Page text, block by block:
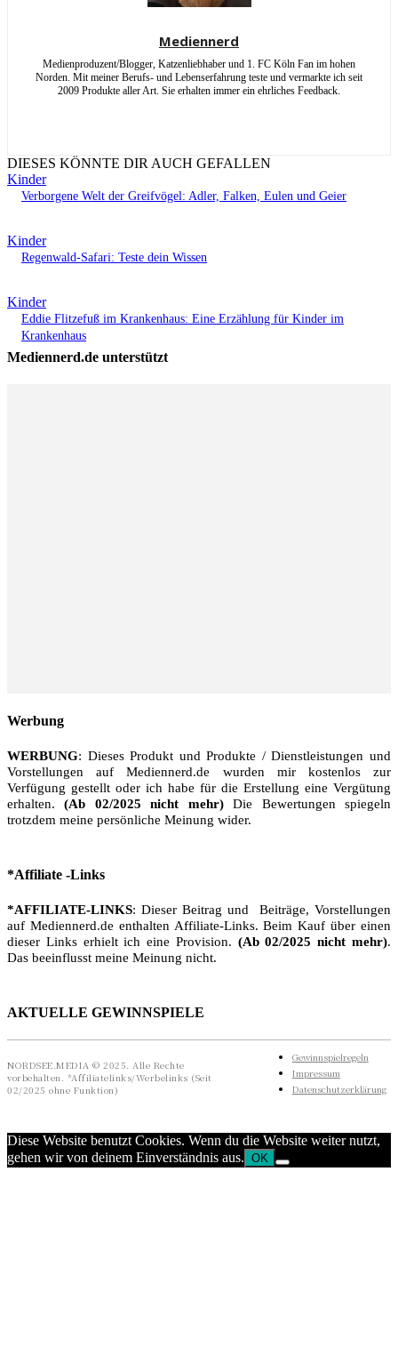
Mediennerd
Medienproduzent/Blogger, Katzenliebhaber und 1. FC Köln Fan im hohen
Norden. Mit meiner Berufs- und Lebenserfahrung teste und vermarkte ich seit
2009 Produkte aller Art. Sie erhalten immer ein ehrliches Feedback.
DIESES KÖNNTE DIR AUCH GEFALLEN
Kinder
Verborgene Welt der Greifvögel: Adler, Falken, Eulen und Geier
Kinder
Regenwald-Safari: Teste dein Wissen
Kinder
Eddie Flitzefuß im Krankenhaus: Eine Erzählung für Kinder im
Krankenhaus
Mediennerd.de unterstützt
Werbung
WERBUNG: Dieses Produkt und Produkte / Dienstleistungen und
Vorstellungen auf Mediennerd.de wurden mir kostenlos zur
Verfügung gestellt oder ich habe für die Erstellung eine Vergütung
erhalten.(Ab 02/2025 nicht mehr)Die Bewertungen spiegeln
trotzdem meine persönliche Meinung wider.
*Affiliate -Links
*AFFILIATE-LINKS: Dieser Beitrag und Beiträge, Vorstellungen
auf Mediennerd.de enthalten Affiliate-Links. Beim Kauf über einen
dieser Links erhielt ich eine Provision. (Ab 02/2025 nicht mehr).
Das beeinflusst meine Meinung nicht.
AKTUELLE GEWINNSPIELE
NORDSEE.MEDIA © 2025. Alle Rechte
vorbehalten. *Affiliatelinks/Werbelinks (Seit
02/2025 ohne Funktion)
Gewinnspielregeln
Impressum
Datenschutzerklärung
Diese Website benutzt Cookies. Wenn du die Website weiter nutzt,
gehen wir von deinem Einverständnis aus. OK